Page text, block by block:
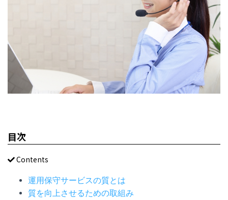
目次
Contents
運用保守サービスの質とは
質を向上させるための取組み